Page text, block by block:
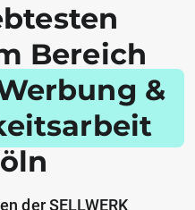
Bereich
&
der SELLWERK